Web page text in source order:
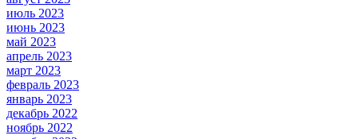
июль 2023
июнь 2023
май 2023
апрель 2023
март 2023
февраль 2023
январь 2023
декабрь 2022
ноябрь 2022